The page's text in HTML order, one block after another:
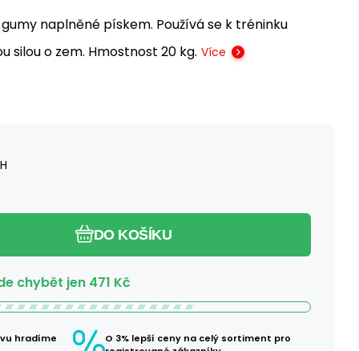
naplněné pískem. Používá se k tréninku
silou o zem. Hmostnost 20 kg. Více
DO KOŠÍKU
chybět jen 471 Kč
hradíme
O 3% lepší ceny na celý sortiment pro